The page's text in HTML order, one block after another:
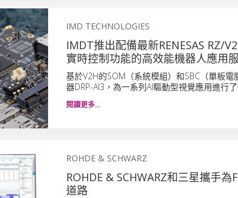
IMD TECHNOLOGIES
IMDT推出配備最新RENESAS RZ/
實時控制功能的高效能機器人應用
基於V2H的SOM（系統模組）和SBC（單板
器DRP-AI3，為一系列AI驅動型視覺應用進行
閱讀更多…
ROHDE & SCHWARZ
ROHDE & SCHWARZ和三星攜手
道路